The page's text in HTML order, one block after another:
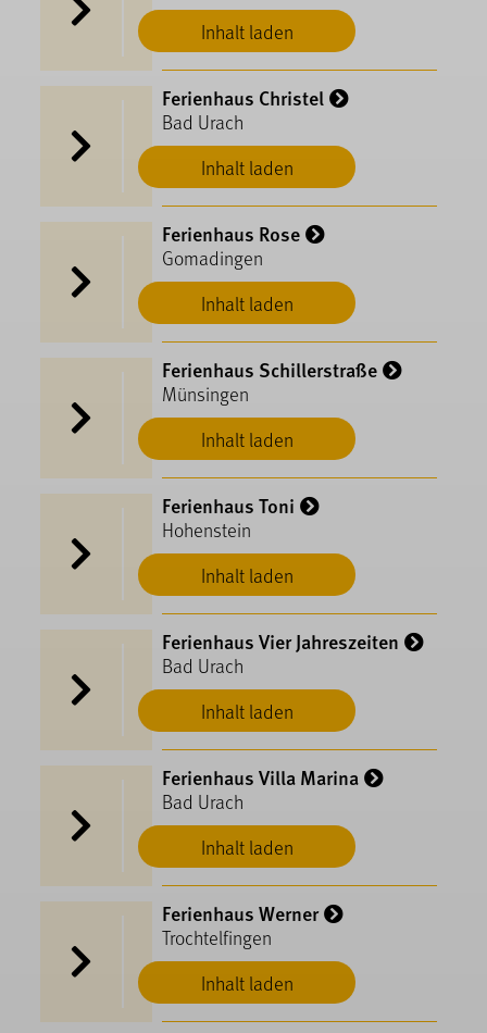
Inhalt laden
Inhalt laden
Ferienhaus Christel
Bad Urach
Inhalt laden
Ferienhaus Rose
Gomadingen
Inhalt laden
Ferienhaus Schillerstraße
Münsingen
Inhalt laden
Ferienhaus Toni
Hohenstein
Inhalt laden
Ferienhaus Vier Jahreszeiten
Bad Urach
Inhalt laden
Ferienhaus Villa Marina
Bad Urach
Inhalt laden
Ferienhaus Werner
Trochtelfingen